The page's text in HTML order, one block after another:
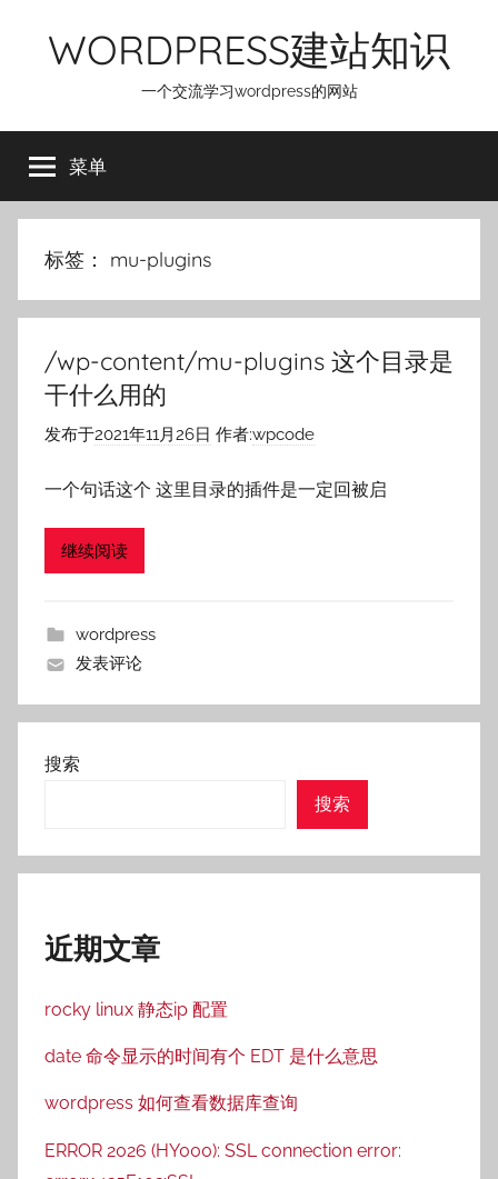
WORDPRESS建站知识
一个交流学习wordpress的网站
菜单
标签： mu-plugins
/wp-content/mu-plugins 这个目录是
干什么用的
发布于2021年11月26日 作者:wpcode
一个句话这个 这里目录的插件是一定回被启
继续阅读
wordpress
发表评论
搜索
搜索
近期文章
rocky linux 静态ip 配置
date 命令显示的时间有个 EDT 是什么意思
wordpress 如何查看数据库查询
ERROR 2026 (HY000): SSL connection error: